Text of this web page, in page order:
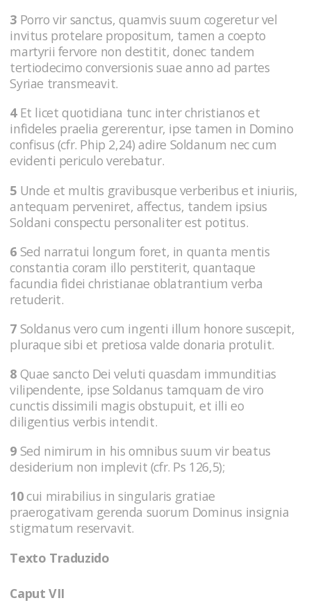
3 Porro vir sanctus, quamvis suum cogeretur vel
invitus protelare propositum, tamen a coepto
martyrii fervore non destitit, donec tandem
tertiodecimo conversionis suae anno ad partes
Syriae transmeavit.
4Et licet quotidiana tunc inter christianos et
infideles praelia gererentur, ipse tamen in Domino
confisus (cfr. Phip 2,24) adire Soldanum nec cum
evidenti periculo verebatur.
5 Unde et multis gravibusque verberibus et iniuriis,
antequam perveniret, affectus, tandem ipsius
Soldani conspectu personaliter est potitus.
6 Sed narratui longum foret, in quanta mentis
constantia coram illo perstiterit, quantaque
facundia fidei christianae oblatrantium verba
retuderit.
7 Soldanus vero cum ingenti illum honore suscepit,
pluraque sibi et pretiosa valde donaria protulit.
8 Quae sancto Dei veluti quasdam immunditias
vilipendente, ipse Soldanus tamquam de viro
cunctis dissimili magis obstupuit, et illi eo
diligentius verbis intendit.
9 Sed nimirum in his omnibus suum vir beatus
desiderium non implevit (cfr. Ps 126,5);
10cui mirabilius in singularis gratiae
praerogativam gerenda suorum Dominus insignia
stigmatum reservavit.
Texto Traduzido
Caput VII